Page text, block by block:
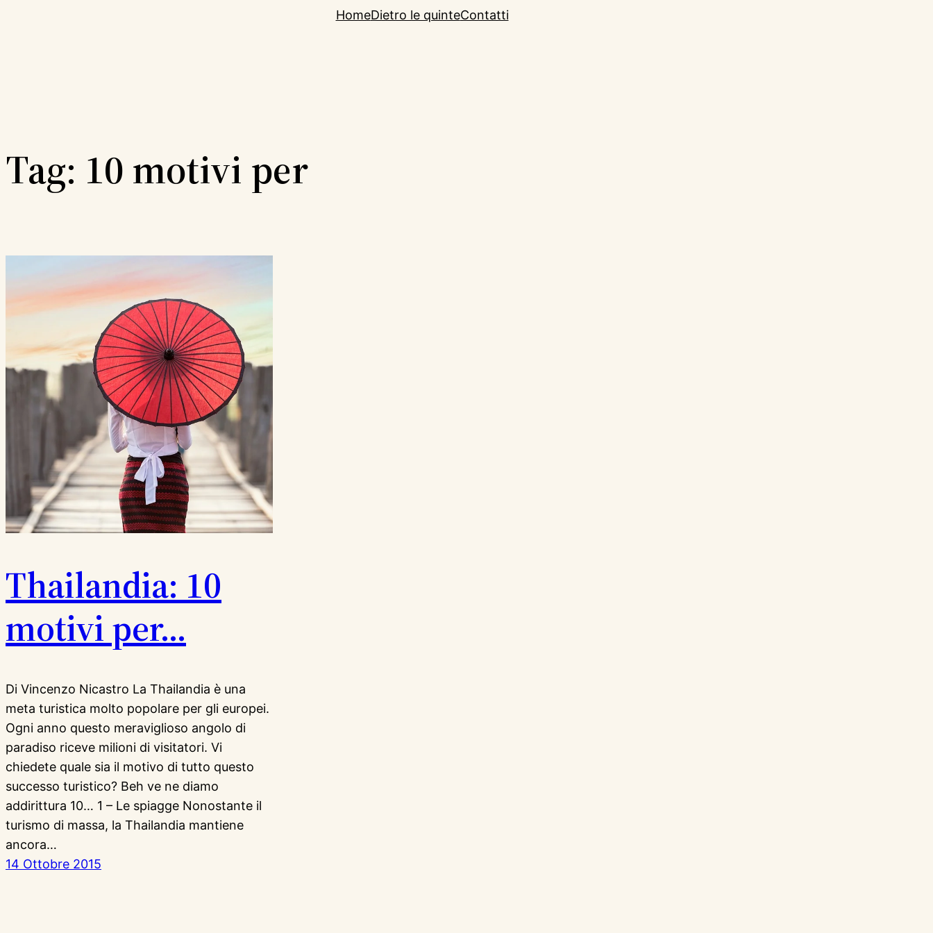
HomeDietro le quinteContatti
Tag: 10 motivi per
Thailandia: 10
motivi per…
Di Vincenzo Nicastro La Thailandia è una
meta turistica molto popolare per gli europei.
Ogni anno questo meraviglioso angolo di
paradiso riceve milioni di visitatori. Vi
chiedete quale sia il motivo di tutto questo
successo turistico? Beh ve ne diamo
addirittura 10… 1 – Le spiagge Nonostante il
turismo di massa, la Thailandia mantiene
ancora…
14 Ottobre 2015